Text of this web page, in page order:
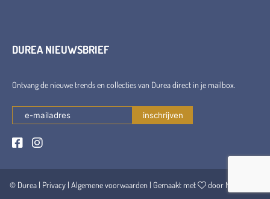
DUREA NIEUWSBRIEF
Ontvang de nieuwe trends en collecties van Durea direct in je mailbox.
© Durea | Privacy| Algemene voorwaarden | Gemaakt met door Maerschalk